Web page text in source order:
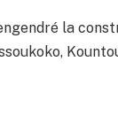
la